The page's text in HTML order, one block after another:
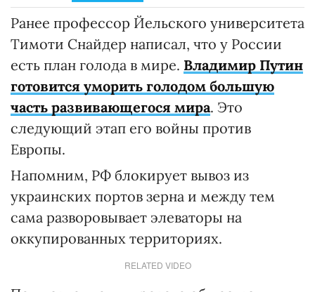
Ранее профессор Йельского университета
Тимоти Снайдер написал, что у России
есть план голода в мире. Владимир Путин
готовится уморить голодом большую
часть развивающегося мира. Это
следующий этап его войны против
Европы.
Напомним, РФ блокирует вывоз из
украинских портов зерна и между тем
сама разворовывает элеваторы на
оккупированных территориях.
RELATED VIDEO